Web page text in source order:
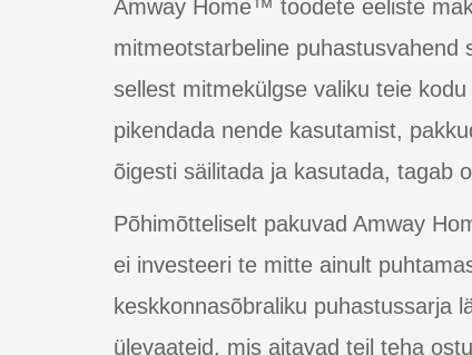
Amway Home™ toodete eeliste
mitmeotstarbeline puhastusvahend
sellest mitmekülgse valiku teie
pikendada nende kasutamist,
õigesti säilitada ja kasutada, tagab
Põhimõtteliselt pakuvad Amway
ei investeeri te mitte ainult
keskkonnasõbraliku puhastussarja
ülevaateid, mis aitavad teil teha